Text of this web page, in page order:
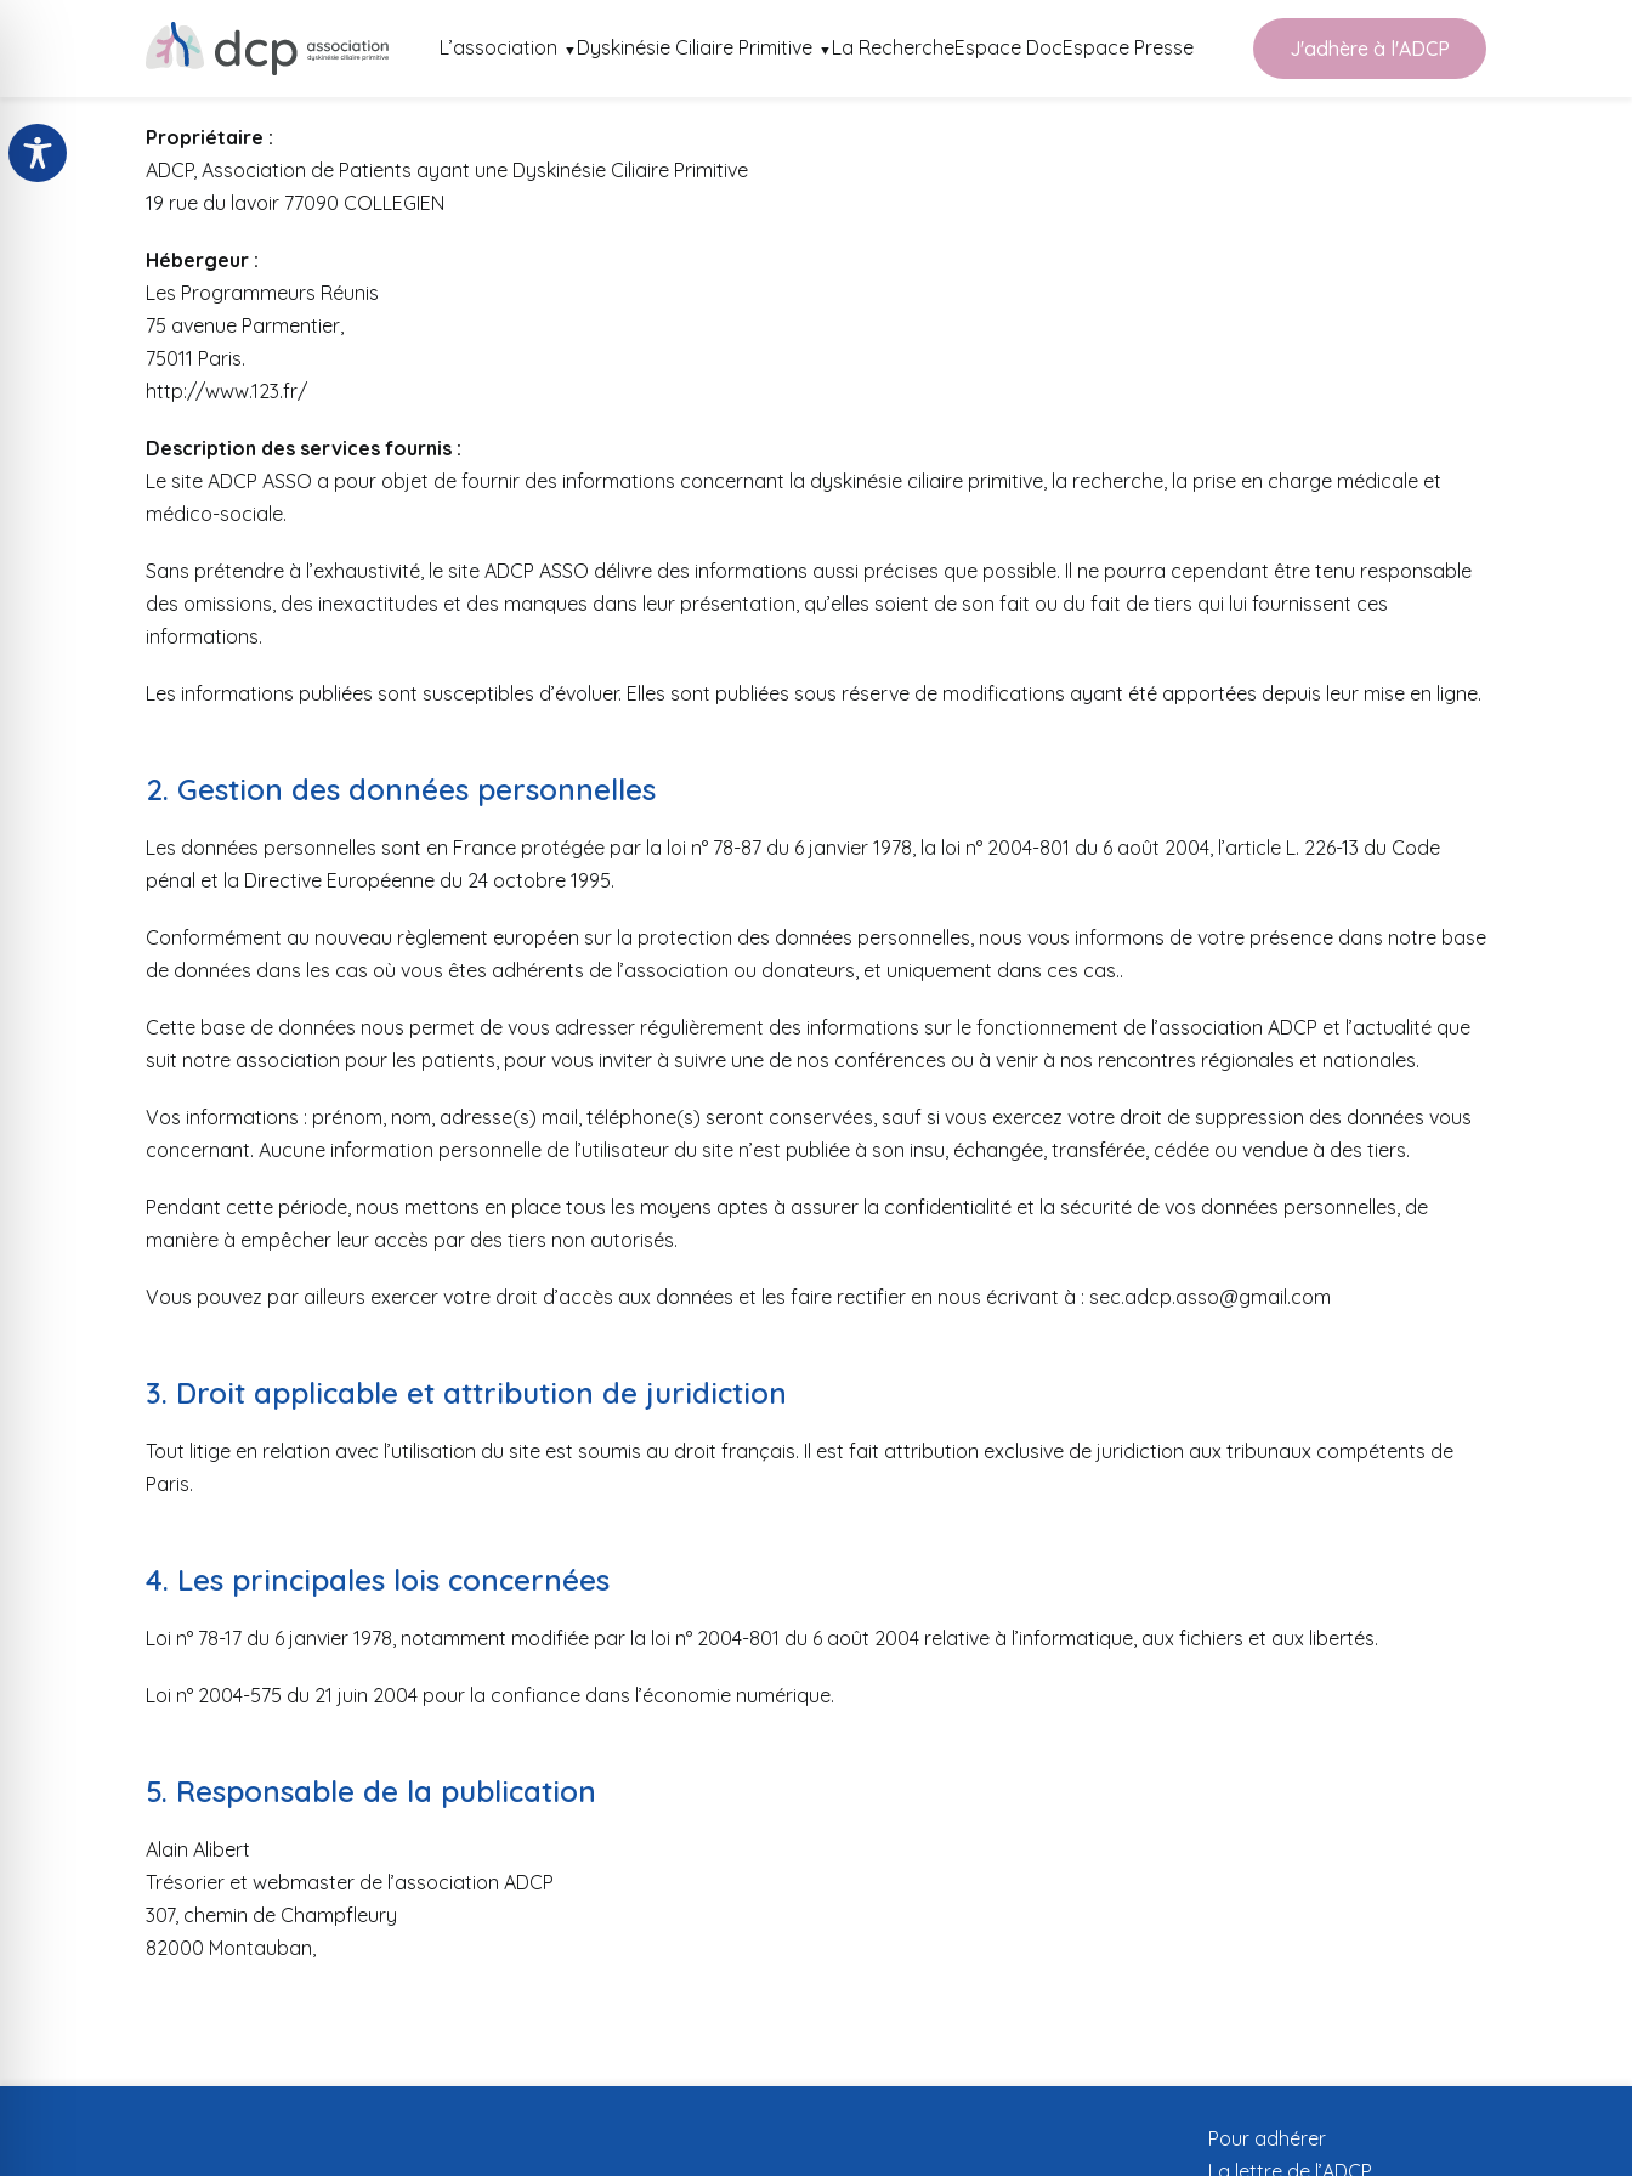
L’association Dyskinésie Ciliaire Primitive La RechercheEspace DocEspace Presse J'adhère à l'ADCP
1. Présentation du site
Propriétaire :
ADCP, Association de Patients ayant une Dyskinésie Ciliaire Primitive
19 rue du lavoir 77090 COLLEGIEN
Hébergeur :
Les Programmeurs Réunis
75 avenue Parmentier,
75011 Paris.
http://www.123.fr/
Description des services fournis :
Le site ADCP ASSO a pour objet de fournir des informations concernant la dyskinésie ciliaire primitive, la recherche, la prise en charge médicale et
médico-sociale.
Sans prétendre à l’exhaustivité, le site ADCP ASSO délivre des informations aussi précises que possible. Il ne pourra cependant être tenu responsable
des omissions, des inexactitudes et des manques dans leur présentation, qu’elles soient de son fait ou du fait de tiers qui lui fournissent ces
informations.
Les informations publiées sont susceptibles d’évoluer. Elles sont publiées sous réserve de modifications ayant été apportées depuis leur mise en ligne.
2. Gestion des données personnelles
Les données personnelles sont en France protégée par la loi n° 78-87 du 6 janvier 1978, la loi n° 2004-801 du 6 août 2004, l’article L. 226-13 du Code
pénal et la Directive Européenne du 24 octobre 1995.
Conformément au nouveau règlement européen sur la protection des données personnelles, nous vous informons de votre présence dans notre base
de données dans les cas où vous êtes adhérents de l’association ou donateurs, et uniquement dans ces cas..
Cette base de données nous permet de vous adresser régulièrement des informations sur le fonctionnement de l’association ADCP et l’actualité que
suit notre association pour les patients, pour vous inviter à suivre une de nos conférences ou à venir à nos rencontres régionales et nationales.
Vos informations : prénom, nom, adresse(s) mail, téléphone(s) seront conservées, sauf si vous exercez votre droit de suppression des données vous
concernant. Aucune information personnelle de l’utilisateur du site n’est publiée à son insu, échangée, transférée, cédée ou vendue à des tiers.
Pendant cette période, nous mettons en place tous les moyens aptes à assurer la confidentialité et la sécurité de vos données personnelles, de
manière à empêcher leur accès par des tiers non autorisés.
Vous pouvez par ailleurs exercer votre droit d’accès aux données et les faire rectifier en nous écrivant à : sec.adcp.asso@gmail.com
3. Droit applicable et attribution de juridiction
Tout litige en relation avec l’utilisation du site est soumis au droit français. Il est fait attribution exclusive de juridiction aux tribunaux compétents de
Paris.
4. Les principales lois concernées
Loi n° 78-17 du 6 janvier 1978, notamment modifiée par la loi n° 2004-801 du 6 août 2004 relative à l’informatique, aux fichiers et aux libertés.
Loi n° 2004-575 du 21 juin 2004 pour la confiance dans l’économie numérique.
5. Responsable de la publication
Alain Alibert
Trésorier et webmaster de l’association ADCP
307, chemin de Champfleury
82000 Montauban,
Pour adhérer
La lettre de l’ADCP